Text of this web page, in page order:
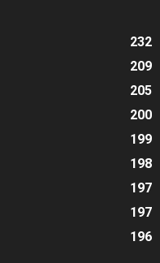
232
209
205
200
199
198
197
197
196